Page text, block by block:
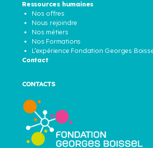
Ressources humaines
Nos offres
Nous rejoindre
Nos métiers
Nos Formations
L’expérience Fondation Georges
Contact
CONTACTS